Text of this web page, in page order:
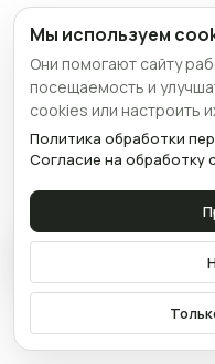
Связаться
Мы используем
Они помогают сайту
посещаемость и
cookies или настроить
Политика обработки
Согласие на обработку